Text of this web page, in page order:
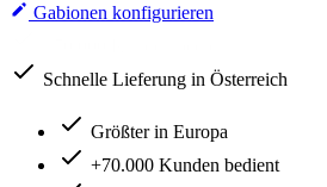
Gabionen konfigurieren
+70.000 Kunden bedient
Schnelle Lieferung in Österreich